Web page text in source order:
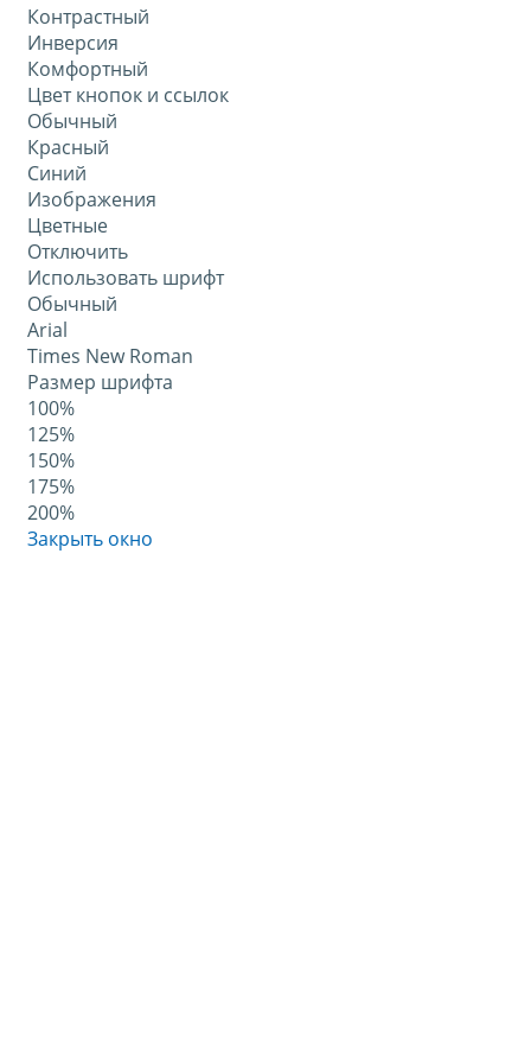
Контрастный
Инверсия
Комфортный
Цвет кнопок и ссылок
Обычный
Красный
Синий
Изображения
Цветные
Отключить
Использовать шрифт
Обычный
Arial
Times New Roman
Размер шрифта
100%
125%
150%
175%
200%
Закрыть окно